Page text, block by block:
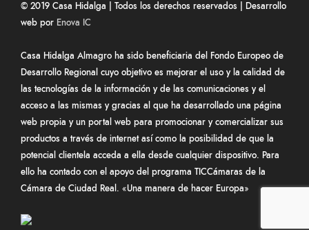
© 2019 Casa Hidalga | Todos los derechos reservados | Desarrollo
web por Enova IC
Casa Hidalga Almagro ha sido beneficiaria del Fondo Europeo de
Desarrollo Regional cuyo objetivo es mejorar el uso y la calidad de
las tecnologías de la información y de las comunicaciones y el
acceso a las mismas y gracias al que ha desarrollado una página
web propia y un portal web para promocionar y comercializar sus
productos a través de internet así como la posibilidad de que la
potencial clientela acceda a ella desde cualquier dispositivo. Para
ello ha contado con el apoyo del programa TICCámaras de la
Cámara de Ciudad Real. «Una manera de hacer Europa»